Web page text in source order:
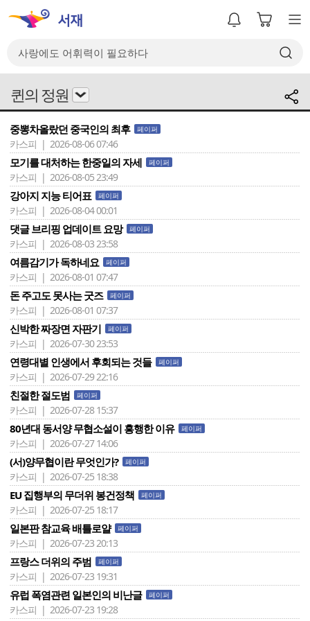
퀸의 정원
중뽕차올랐던 중국인의 최후 페이퍼
카스피 | 2026-08-06 07:46
모기를 대처하는 한중일의 자세 페이퍼
카스피 | 2026-08-05 23:49
강아지 지능 티어표 페이퍼
카스피 | 2026-08-04 00:01
댓글 브리핑 업데이트 요망 페이퍼
카스피 | 2026-08-03 23:58
여름감기가 독하네요 페이퍼
카스피 | 2026-08-01 07:47
돈 주고도 못사는 굿즈 페이퍼
카스피 | 2026-08-01 07:37
신박한 짜장면 자판기 페이퍼
카스피 | 2026-07-30 23:53
연령대별 인생에서 후회되는 것들 페이퍼
카스피 | 2026-07-29 22:16
친절한 절도범 페이퍼
카스피 | 2026-07-28 15:37
80년대 동서양 무협소설이 흥행한 이유 페이퍼
카스피 | 2026-07-27 14:06
(서)양무협이란 무엇인가? 페이퍼
카스피 | 2026-07-25 18:38
EU 집행부의 무더위 봉건정책 페이퍼
카스피 | 2026-07-25 18:17
일본판 참교육 배틀로얄 페이퍼
카스피 | 2026-07-23 20:13
프랑스 더위의 주범 페이퍼
카스피 | 2026-07-23 19:31
유럽 폭염관련 일본인의 비난글 페이퍼
카스피 | 2026-07-23 19:28